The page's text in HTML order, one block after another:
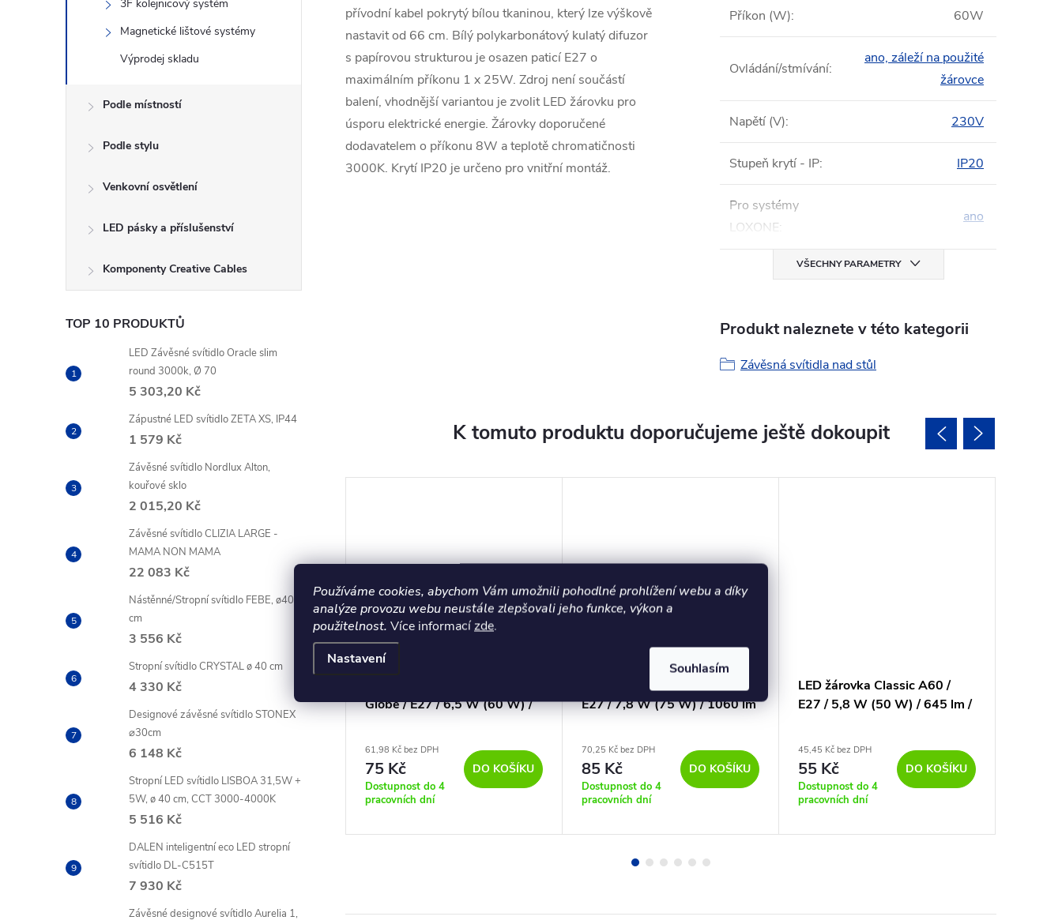
Používáme cookies, abychom Vám umožnili pohodlné prohlížení webu a díky
analýze provozu webu neustále zlepšovali jeho funkce, výkon a
použitelnost. Více informacízde.
Nastavení
Souhlasím
3F kolejnicový systém
Magnetické lištové systémy
Výprodej skladu
Podle místností
Podle stylu
Venkovní osvětlení
LED pásky a příslušenství
Komponenty Creative Cables
TOP 10 PRODUKTŮ
LED Závěsné svítidlo Oracle slim
round 3000k, Ø 70
5 303,20 Kč
Zápustné LED svítidlo ZETA XS, IP44
1 579 Kč
Závěsné svítidlo Nordlux Alton,
kouřové sklo
2 015,20 Kč
Závěsné svítidlo CLIZIA LARGE -
MAMA NON MAMA
22 083 Kč
Nástěnné/Stropní svítidlo FEBE, ø40
cm
3 556 Kč
Stropní svítidlo CRYSTAL ø 40 cm
4 330 Kč
Designové závěsné svítidlo STONEX
⌀30cm
6 148 Kč
Stropní LED svítidlo LISBOA 31,5W +
5W, ø 40 cm, CCT 3000-4000K
5 516 Kč
DALEN inteligentní eco LED stropní
svítidlo DL-C515T
7 930 Kč
Závěsné designové svítidlo Aurelia 1,
přívodní kabel pokrytý bílou tkaninou, který lze výškově
nastavit od 66 cm. Bílý polykarbonátový kulatý difuzor
s papírovou strukturou je osazen paticí E27 o
maximálním příkonu 1 x 25W. Zdroj není součástí
balení, vhodnější variantou je zvolit LED žárovku pro
úsporu elektrické energie. Žárovky doporučené
dodavatelem o příkonu 8W a teplotě chromatičnosti
3000K. Krytí IP20 je určeno pro vnitřní montáž.
Příkon (W): 60W
Ovládání/stmívání:
ano, záleží na použité
žárovce
Napětí (V): 230V
Stupeň krytí - IP: IP20
Pro systémy
LOXONE:
ano
VŠECHNY PARAMETRY
Produkt naleznete v této kategorii
Závěsná svítidla nad stůl
K tomuto produktu doporučujeme ještě dokoupit
Vintage A60 /
LED žárovka Vintage ST64 /
E27 / 4,5 W (40 W) / 420 lm /
teplá bílá
81,82 Kč bez DPH
Dostupnost do 4
pracovních dní
Globe / E27 / 6,5 W (60 W) /
61,98 Kč bez DPH
75 Kč
Dostupnost do 4
pracovních dní
DO KOŠÍKU
LED žárovka Filament A60 /
E27 / 7,8 W (75 W) / 1060 lm
70,25 Kč bez DPH
85 Kč
Dostupnost do 4
pracovních dní
DO KOŠÍKU
LED žárovka Classic A60 /
E27 / 5,8 W (50 W) / 645 lm /
45,45 Kč bez DPH
55 Kč
Dostupnost do 4
pracovních dní
DO KOŠÍKU